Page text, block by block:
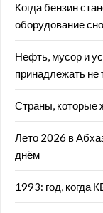
Когда бензин
оборудование
Нефть, мусор и
принадлежать
Страны, которые
Лето 2026 в
днём
1993: год, когда